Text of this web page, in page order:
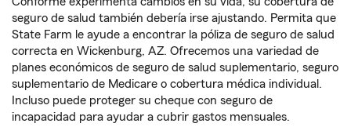
seguro de salud también debería irse ajustando. Permita que
State Farm le ayude a encontrar la póliza de seguro de salud
correcta en Wickenburg, AZ. Ofrecemos una variedad de
planes económicos de seguro de salud suplementario, seguro
suplementario de Medicare o cobertura médica individual.
Incluso puede proteger su cheque con seguro de
incapacidad para ayudar a cubrir gastos mensuales.